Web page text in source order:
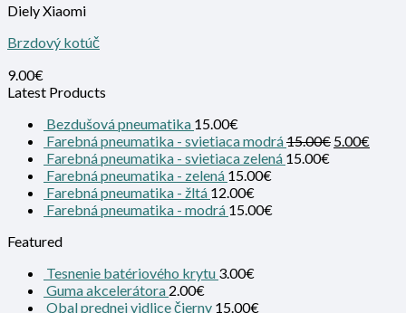
Diely Xiaomi
Brzdový kotúč
9.00€
Latest Products
Bezdušová pneumatika 15.00€
Farebná pneumatika - svietiaca modrá15.00€ 5.00€
Farebná pneumatika - svietiaca zelená 15.00€
Farebná pneumatika - zelená 15.00€
Farebná pneumatika - žltá 12.00€
Farebná pneumatika - modrá 15.00€
Featured
Tesnenie batériového krytu 3.00€
Guma akcelerátora 2.00€
Obal prednej vidlice čierny 15.00€